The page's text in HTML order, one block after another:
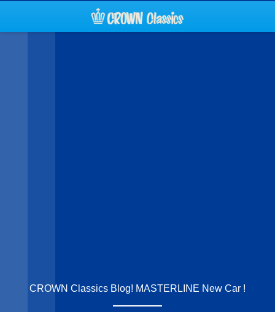
CROWN Classics Blog! MASTERLINE New Car !